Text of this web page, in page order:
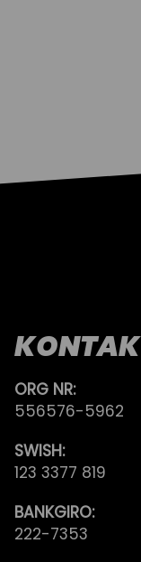
ORG NR:
556576-5962
SWISH:
123 3377 819
BANKGIRO:
222-7353